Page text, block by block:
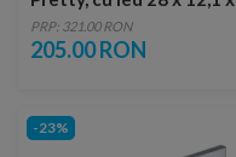
4,2 cm
PRP: 321.00 RON
205.00 RON
-23%